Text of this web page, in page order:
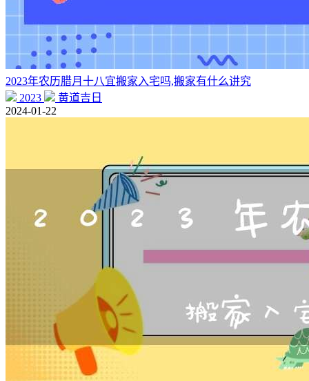
2023年农历腊月十八宜搬家入宅吗,搬家有什么讲究
2023
黄道吉日
2024-01-22